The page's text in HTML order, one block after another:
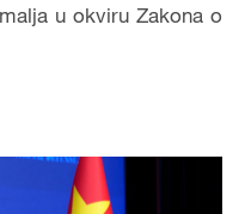
u okviru Zakona o